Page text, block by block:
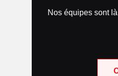
Nos équipes sont